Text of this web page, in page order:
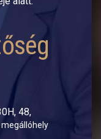
48,